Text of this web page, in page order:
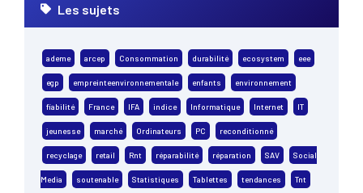
Les sujets
ademe arcep Consommation durabilité ecosystem eee
egp empreinteenvironnementale enfants environnement
fiabilité France IFA indice Informatique Internet IT
jeunesse marché Ordinateurs PC reconditionné
recyclage retail Rnt réparabilité réparation SAV Social
Media soutenable Statistiques Tablettes tendances Tnt